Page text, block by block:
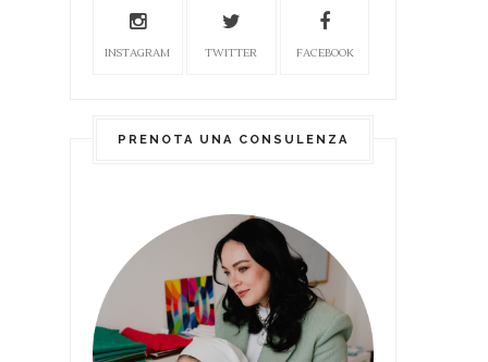
INSTAGRAM TWITTER FACEBOOK
PRENOTA UNA CONSULENZA